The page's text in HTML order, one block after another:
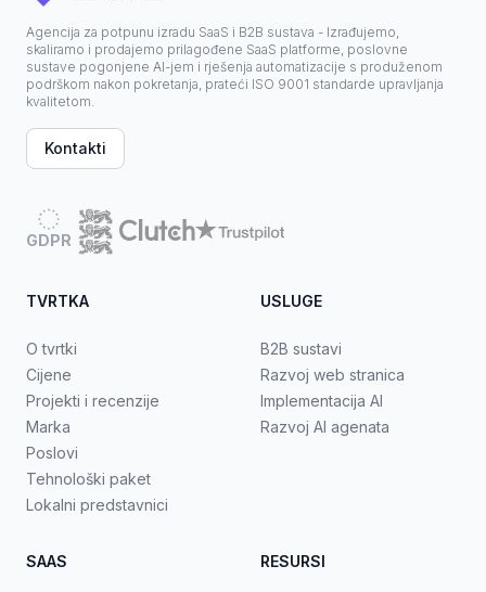
Agencija za potpunu izradu SaaS i B2B sustava - Izrađujemo,
skaliramo i prodajemo prilagođene SaaS platforme, poslovne
sustave pogonjene AI-jem i rješenja automatizacije s produženom
podrškom nakon pokretanja, prateći ISO 9001 standarde upravljanja
kvalitetom.
Kontakti
GDPR
TVRTKA
O tvrtki
Cijene
Projekti i recenzije
Marka
Poslovi
Tehnološki paket
Lokalni predstavnici
USLUGE
B2B sustavi
Razvoj web stranica
Implementacija AI
Razvoj AI agenata
SAAS RESURSI